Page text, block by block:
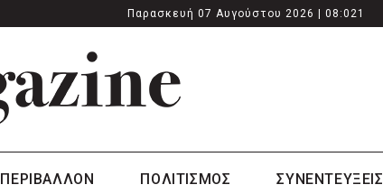
Παρασκευή 07 Αυγούστου 2026 | 08:021
ΠΕΡΙΒΑΛΛΟΝ ΠΟΛΙΤΙΣΜΟΣ ΣΥΝΕΝΤΕΥΞΕΙΣ